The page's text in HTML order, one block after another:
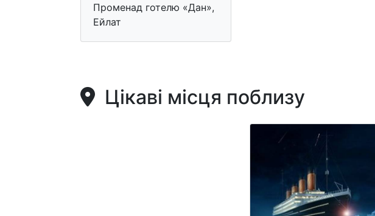
Променад готелю «Дан»,
Ейлат
Цікаві місця поблизу